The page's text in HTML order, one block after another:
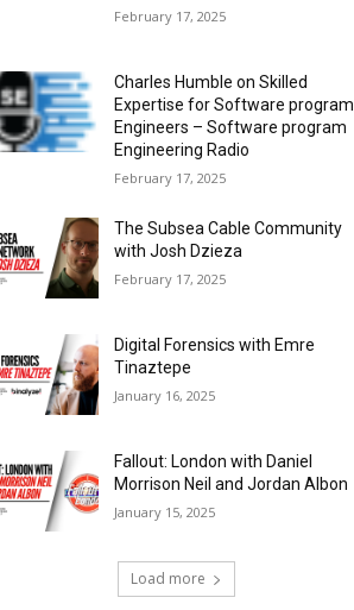
February 17, 2025
Charles Humble on Skilled
Expertise for Software program
Engineers – Software program
Engineering Radio
February 17, 2025
The Subsea Cable Community
with Josh Dzieza
February 17, 2025
Digital Forensics with Emre
Tinaztepe
January 16, 2025
Fallout: London with Daniel
Morrison Neil and Jordan Albon
January 15, 2025
Load more